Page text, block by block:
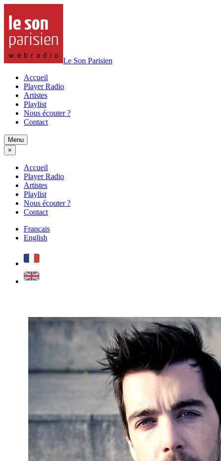
Le Son Parisien
Accueil
Player Radio
Artistes
Playlist
Nous écouter ?
Contact
Menu
×
Accueil
Player Radio
Artistes
Playlist
Nous écouter ?
Contact
Français
English